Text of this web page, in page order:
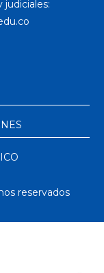
judiciales:
reservados